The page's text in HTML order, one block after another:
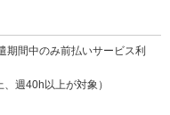
間中のみ前払いサービス利
週40h以上が対象）